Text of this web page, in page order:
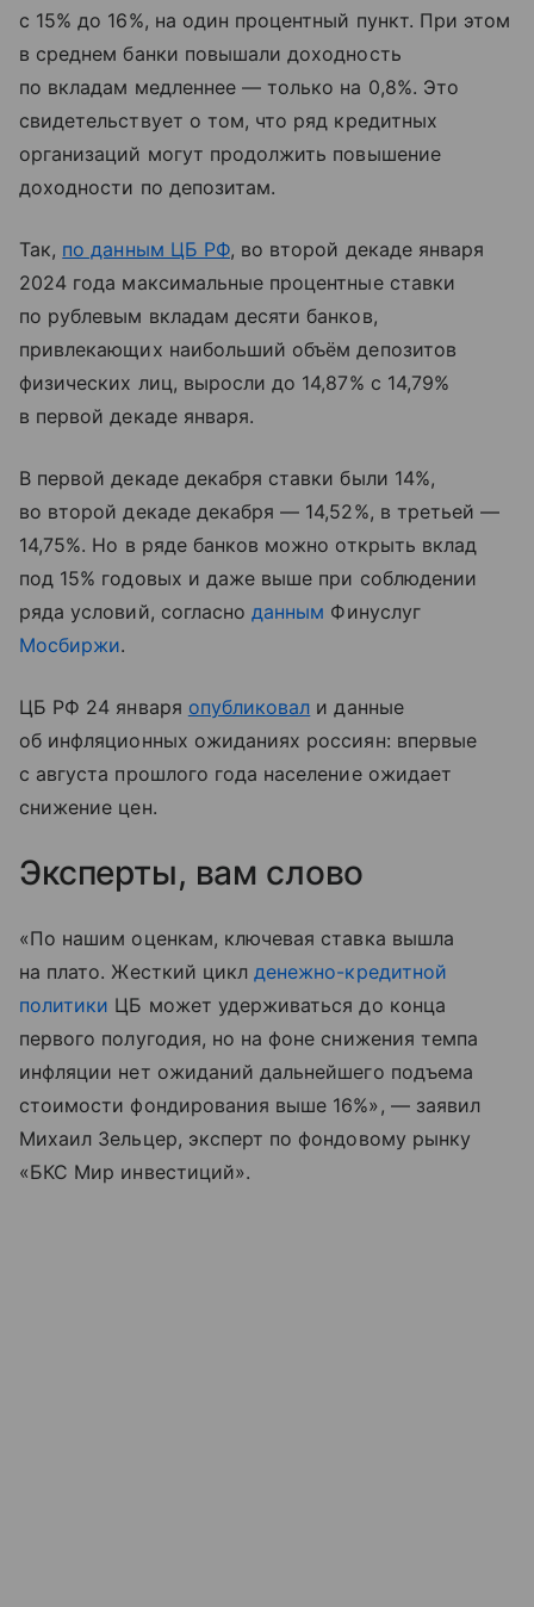
с 15% до 16%, на один процентный пункт. При этом
в среднем банки повышали доходность
по вкладам медленнее — только на 0,8%. Это
свидетельствует о том, что ряд кредитных
организаций могут продолжить повышение
доходности по депозитам.
Так, по данным ЦБ РФ, во второй декаде января
2024 года максимальные процентные ставки
по рублевым вкладам десяти банков,
привлекающих наибольший объём депозитов
физических лиц, выросли до 14,87% с 14,79%
в первой декаде января.
В первой декаде декабря ставки были 14%,
во второй декаде декабря — 14,52%, в третьей —
14,75%. Но в ряде банков можно открыть вклад
под 15% годовых и даже выше при соблюдении
ряда условий, согласноданным Финуслуг
Мосбиржи.
ЦБ РФ 24 января опубликовал и данные
об инфляционных ожиданиях россиян: впервые
с августа прошлого года население ожидает
снижение цен.
Эксперты, вам слово
«По нашим оценкам, ключевая ставка вышла
на плато. Жесткий циклденежно-кредитной
политики ЦБ может удерживаться до конца
первого полугодия, но на фоне снижения темпа
инфляции нет ожиданий дальнейшего подъема
стоимости фондирования выше 16%», — заявил
Михаил Зельцер, эксперт по фондовому рынку
«БКС Мир инвестиций».